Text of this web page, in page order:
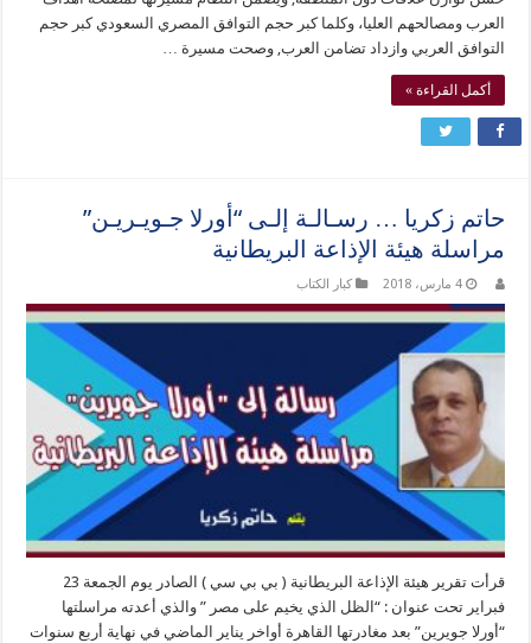
العرب ومصالحهم العليا، وكلما كبر حجم التوافق المصري السعودي كبر حجم
التوافق العربي وازداد تضامن العرب, وصحت مسيرة …
أكمل القراءة »
حاتم زكريا … رسـالـة إلـى “أورلا جـويـريـن”
مراسلة هيئة الإذاعة البريطانية
4 مارس، 2018 كبار الكتاب
قرأت تقرير هيئة الإذاعة البريطانية ( بي بي سي ) الصادر يوم الجمعة 23
فبراير تحت عنوان : “الظل الذي يخيم على مصر ” والذي أعدته مراسلتها
“أورلا جويرين” بعد مغادرتها القاهرة أواخر يناير الماضي في نهاية أربع سنوات